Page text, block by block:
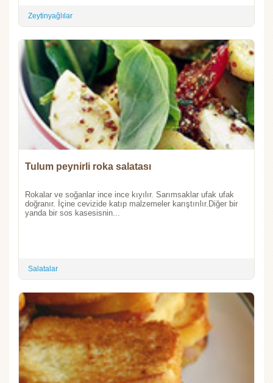
Zeytinyağlılar
Tulum peynirli roka salatası
Rokalar ve soğanlar ince ince kıyılır. Sarımsaklar ufak ufak
doğranır. İçine cevizide katıp malzemeler karıştırılır.Diğer bir
yanda bir sos kasesisnin...
Salatalar